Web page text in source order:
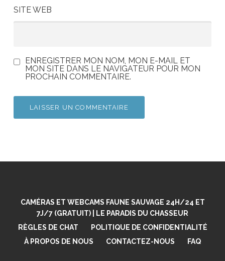
SITE WEB
ENREGISTRER MON NOM, MON E-MAIL ET
MON SITE DANS LE NAVIGATEUR POUR MON
PROCHAIN COMMENTAIRE.
CAMÉRAS ET WEBCAMS FAUNE SAUVAGE 24H/24 ET
7J/7 (GRATUIT) | LE PARADIS DU CHASSEUR
RÈGLES DE CHAT
POLITIQUE DE CONFIDENTIALITÉ
À PROPOS DE NOUS
CONTACTEZ-NOUS FAQ